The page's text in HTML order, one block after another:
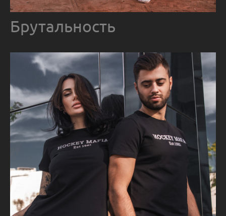
Брутальность